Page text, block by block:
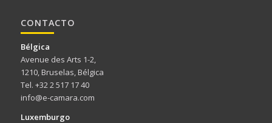
CONTACTO
Bélgica
Avenue des Arts 1-2,
1210, Bruselas, Bélgica
Tel. +32 2 517 17 40
info@e-camara.com
Luxemburgo